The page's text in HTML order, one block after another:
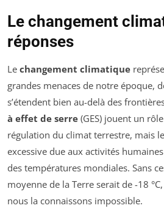
Le changement
réponses
Le changement climatique
grandes menaces de notre époque,
s’étendent bien au-delà des
à effet de serre (GES) jouent un
régulation du climat terrestre, mais
excessive due aux activités
des températures mondiales. Sans
moyenne de la Terre serait de -18
nous la connaissons impossible.